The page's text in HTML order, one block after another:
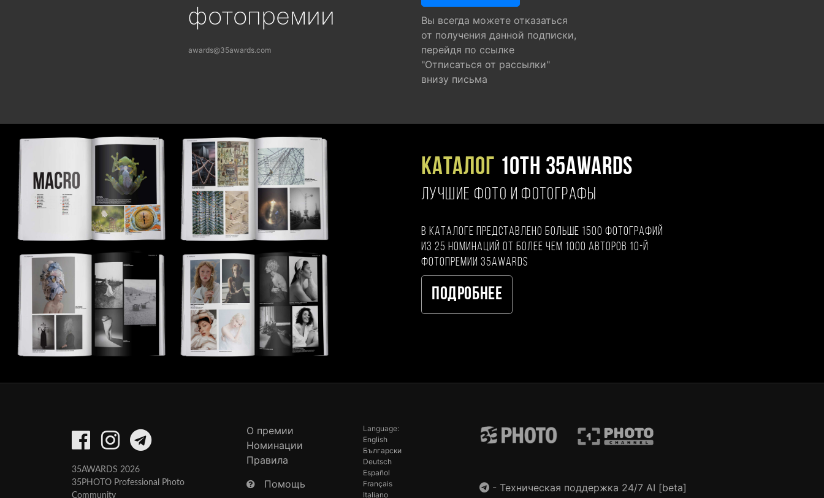
фотопремии
awards@35awards.com
Вы всегда можете отказаться
от получения данной подписки,
перейдя по ссылке
"Отписаться от рассылки"
внизу письма
Каталог 10TH 35AWARDS
ЛУЧШИЕ ФОТО И ФОТОГРАФЫ
В каталоге представлено больше 1500 фотографий
из 25 номинаций от более чем 1000 авторов 10-й
фотопремии 35AWARDS
Подробнее
35AWARDS 2026
35PHOTO Professional Photo
Community
О премии
Номинации
Правила
Помощь
Language:
English
Български
Deutsch
Español
Français
Italiano
- Техническая поддержка 24/7 AI [beta]